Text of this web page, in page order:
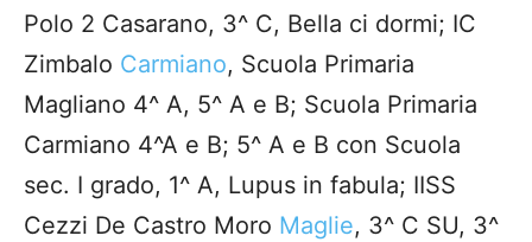
Polo 2 Casarano, 3^ C, Bella ci dormi; IC
Zimbalo Carmiano, Scuola Primaria
Magliano 4^ A, 5^ A e B; Scuola Primaria
Carmiano 4^A e B; 5^ A e B con Scuola
sec. I grado, 1^ A, Lupus in fabula; IISS
Cezzi De Castro Moro Maglie, 3^ C SU, 3^